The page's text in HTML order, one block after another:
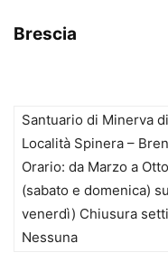
Brescia
Santuario di Minerva
Località Spinera –
Orario: da Marzo a
(sabato e domenica)
venerdì) Chiusura
Nessuna